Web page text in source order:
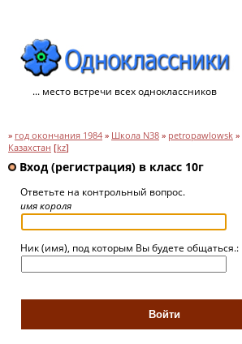
... место встречи всех одноклассников
» год окончания 1984 » Школа N38 » petropawlowsk »
Казахстан [kz]
Вход (регистрация) в класс 10г
Ответьте на контрольный вопрос.
имя короля
Ник (имя), под которым Вы будете общаться.: